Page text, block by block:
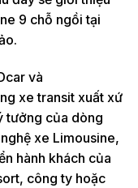
9 chỗ ngồi tại
và
xe transit xuất xứ
tưởng của dòng
xe Limousine,
hành khách của
công ty hoặc